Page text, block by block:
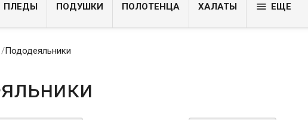
ПЛЕДЫ ПОДУШКИ ПОЛОТЕНЦА ХАЛАТЫ  ЕЩЕ
/Пододеяльники